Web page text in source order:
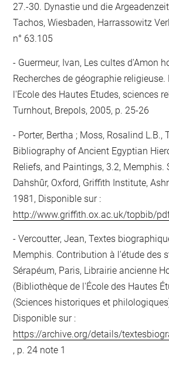
27.-30. Dynastie und die
Tachos, Wiesbaden, Harrassowitz
n° 63.105
Guermeur, Ivan, Les cultes d'Amon
Recherches de géographie
l'Ecole des Hautes Etudes, sciences
Turnhout, Brepols, 2005, p. 25-26
Porter, Bertha ; Moss, Rosalind L.B.,
Bibliography of Ancient Egyptian
Reliefs, and Paintings, 3.2, Memphis.
Dahshûr, Oxford, Griffith Institute,
1981, Disponible sur :
http://www.griffith.ox.ac.uk/topbib/
Vercoutter, Jean, Textes
Memphis. Contribution à l'étude des
Sérapéum, Paris, Librairie ancienne
(Bibliothèque de l'École des Hautes
(Sciences historiques et
Disponible sur :
https://archive.org/details/
, p. 24 note 1